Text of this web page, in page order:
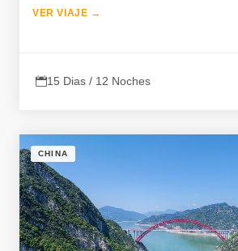
VER VIAJE →
15 Dias / 12 Noches
CHINA